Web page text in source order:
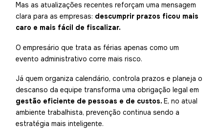
Mas as atualizações recentes reforçam uma mensagem
clara para as empresas: descumprir prazos ficou mais
caro e mais fácil de fiscalizar.
O empresário que trata as férias apenas como um
evento administrativo corre mais risco.
Já quem organiza calendário, controla prazos e planeja o
descanso da equipe transforma uma obrigação legal em
gestão eficiente de pessoas e de custos. E, no atual
ambiente trabalhista, prevenção continua sendo a
estratégia mais inteligente.